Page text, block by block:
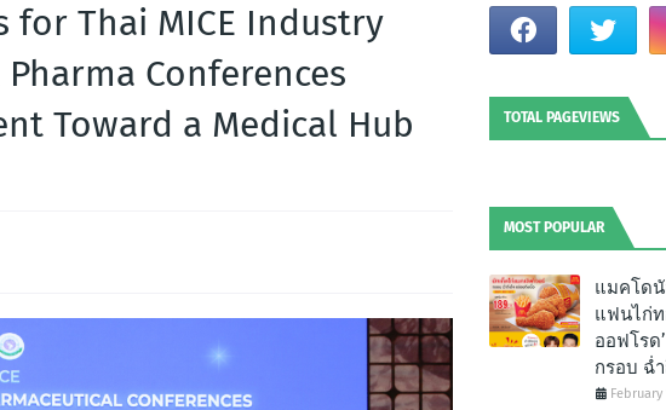
for Thai MICE Industry
Conferences
Toward a Medical Hub
TOTAL PAGEVIEWS
MOST POPULAR
แมคโดนั
แฟนไก่ท
ออฟโรด
กรอบ ฉํ่
February